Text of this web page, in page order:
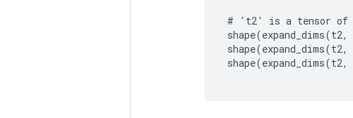
# ' t2' is a tensor of
shape(expand_dims(t2,
shape(expand_dims(t2,
shape(expand_dims(t2,